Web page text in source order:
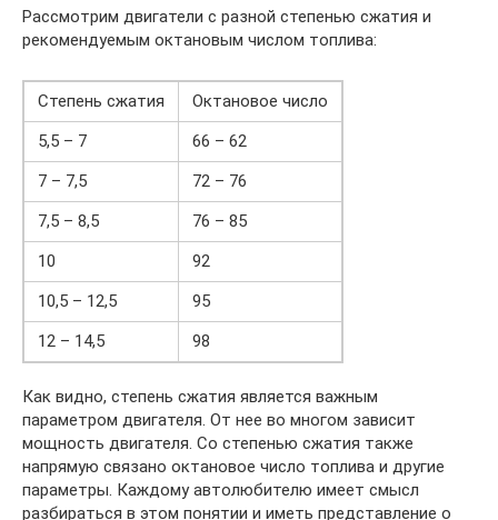
Рассмотрим двигатели с разной степенью сжатия и
рекомендуемым октановым числом топлива:
Степень сжатия
Октановое число
5,5 – 7
66 – 62
7 – 7,5
72 – 76
7,5 – 8,5
76 – 85
10
92
10,5 – 12,5
95
12 – 14,5
98
Как видно, степень сжатия является важным
параметром двигателя. От нее во многом зависит
мощность двигателя. Со степенью сжатия также
напрямую связано октановое число топлива и другие
параметры. Каждому автолюбителю имеет смысл
разбираться в этом понятии и иметь представление о